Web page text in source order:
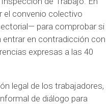
el convenio colectivo
para comprobar si
en contradicción con
expresas a las 40
legal de los trabajadores,
de diálogo para